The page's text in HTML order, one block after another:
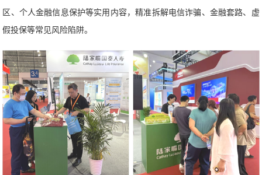
区、个人金融信息保护等实用内容，精准拆解电信诈骗、金融套路、虚
假投保等常见风险陷阱。